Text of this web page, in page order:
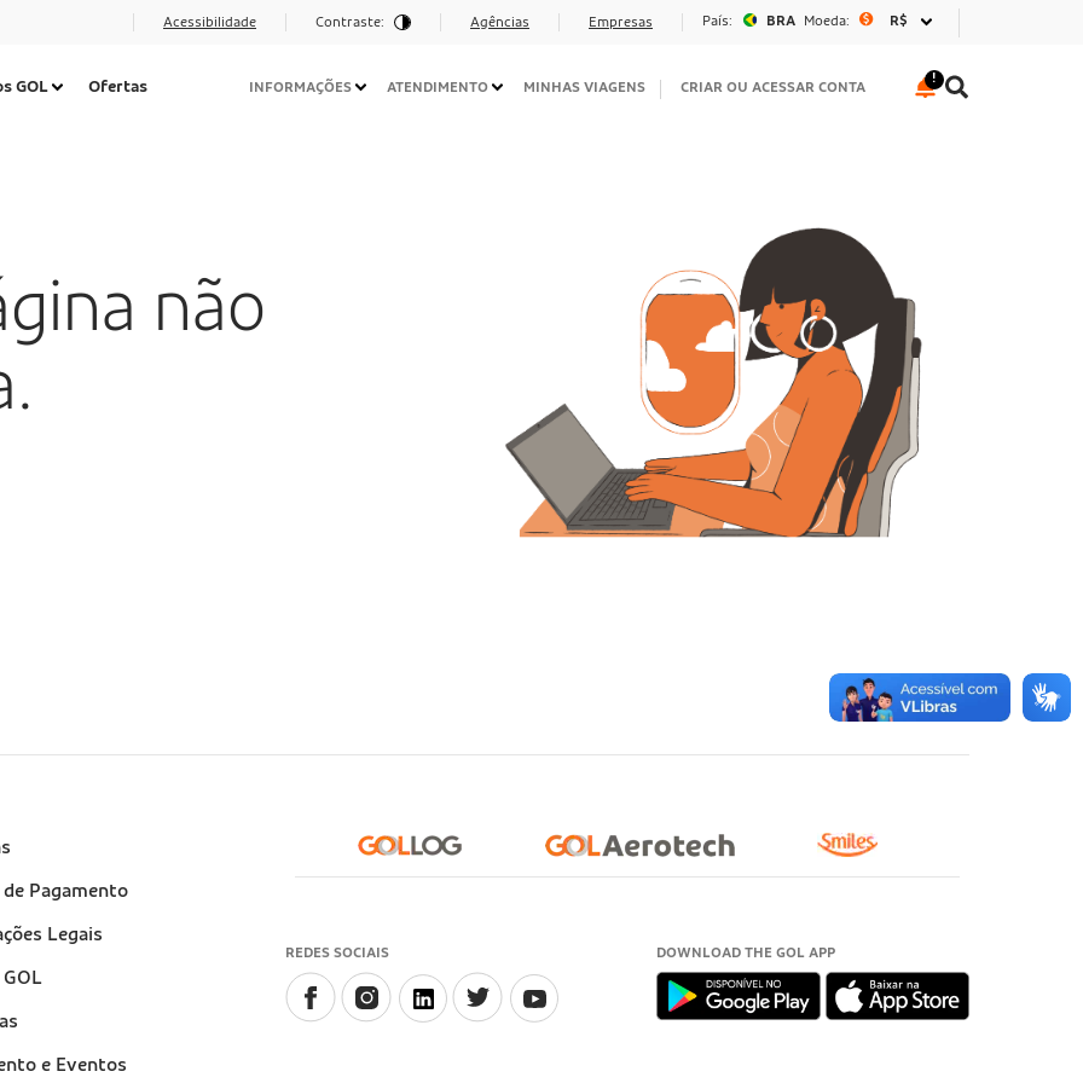
Acessibilidade Contraste: Agências Empresas País: BRA Moeda: R$
GOL Ofertas
Navegação
INFORMAÇÕES ATENDIMENTO MINHAS VIAGENS CRIAR OU ACESSAR CONTA
não
de Pagamento
Legais
e Eventos
REDES SOCIAIS DOWNLOAD THE GOL APP